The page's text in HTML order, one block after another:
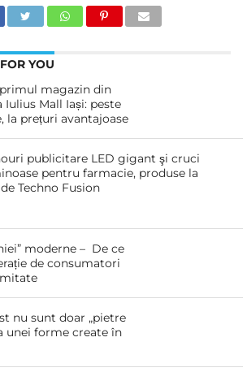
YOU
primul magazin din
Iulius Mall Iași: peste
la prețuri avantajoase
publicitare LED gigant şi cruci
pentru farmacie, produse la
Techno Fusion
moderne – De ce
de consumatori
nu sunt doar „pietre
unei forme create în